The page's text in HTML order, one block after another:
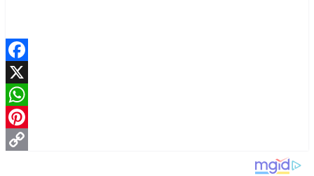
Facebook
X
WhatsApp
Pinterest